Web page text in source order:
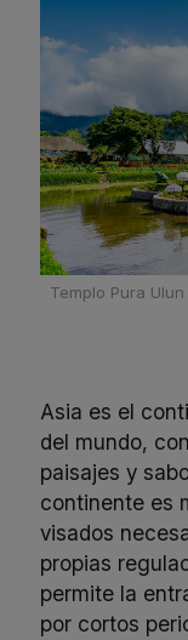
Templo Pura
Asia es el
del mundo,
paisajes y
continente es
visados
propias
permite la
por cortos